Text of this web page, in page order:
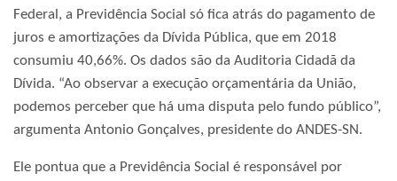
Federal, a Previdência Social só fica atrás do pagamento de
juros e amortizações da Dívida Pública, que em 2018
consumiu 40,66%. Os dados são da Auditoria Cidadã da
Dívida. “Ao observar a execução orçamentária da União,
podemos perceber que há uma disputa pelo fundo público”,
argumenta Antonio Gonçalves, presidente do ANDES-SN.
Ele pontua que a Previdência Social é responsável por